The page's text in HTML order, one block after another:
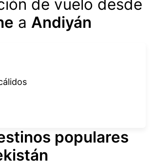
de vuelo desde
a Andiyán
populares